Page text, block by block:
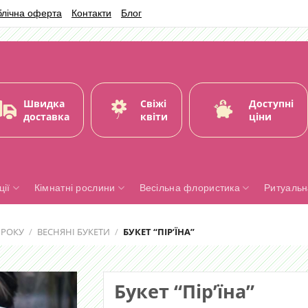
оферта Контакти Блог
Швидка
доставка
Свіжі
квіти
Доступні
ціни
Кімнатні рослини Весільна флористика
/ ВЕСНЯНІ БУКЕТИ / БУКЕТ “ПІР’ЇНА”
Букет “Пір’їна”